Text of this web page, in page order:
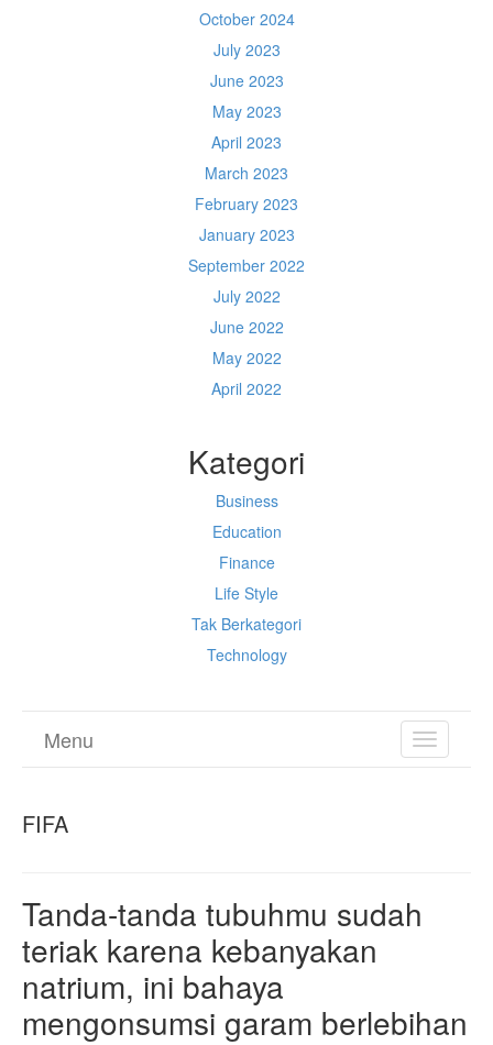
October 2024
July 2023
June 2023
May 2023
April 2023
March 2023
February 2023
January 2023
September 2022
July 2022
June 2022
May 2022
April 2022
Kategori
Business
Education
Finance
Life Style
Tak Berkategori
Technology
TOGGLE
Menu
FIFA
Tanda-tanda tubuhmu sudah
teriak karena kebanyakan
natrium, ini bahaya
mengonsumsi garam berlebihan